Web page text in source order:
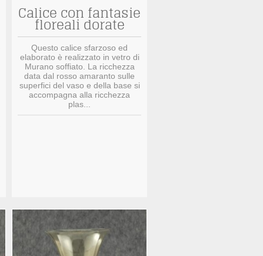
Calice con fantasie
floreali dorate
Questo calice sfarzoso ed
elaborato è realizzato in vetro di
Murano soffiato. La ricchezza
data dal rosso amaranto sulle
superfici del vaso e della base si
accompagna alla ricchezza
plas...